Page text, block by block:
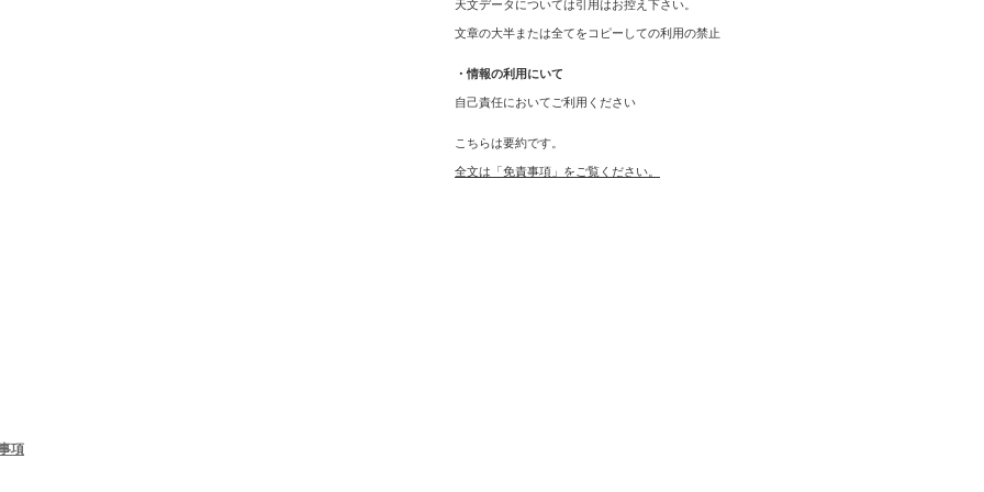
天文データについては引用はお控え下さい。
文章の大半または全てをコピーしての利用の禁止
・情報の利用にいて
自己責任においてご利用ください
こちらは要約です。
全文は「免責事項」をご覧ください。
項